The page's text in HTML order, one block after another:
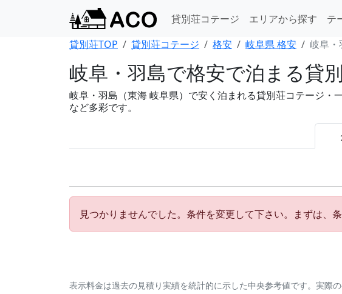
貸別荘コテージ エリアから探す テ
貸別荘TOP
貸別荘コテージ 格安 岐阜県 格安 岐阜・
岐阜・羽島で格安で泊まる貸
岐阜・羽島（東海 岐阜県）で安く泊まれる貸別荘コテージ
など多彩です。
見つかりませんでした。条件を変更して下さい。まずは、
表示料金は過去の見積り実績を統計的に示した中央参考値です。実際